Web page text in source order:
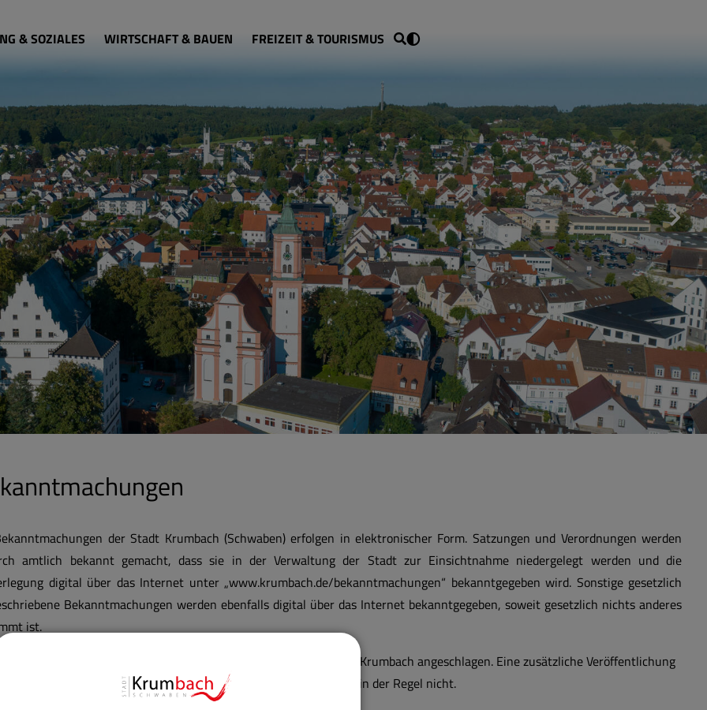
& SOZIALES WIRTSCHAFT & BAUEN FREIZEIT & TOURISMUS
der Stadt Krumbach (Schwaben) erfolgen in elektronischer Form. Satzungen und Verordnungen werden
amtlich bekannt gemacht, dass sie in der Verwaltung der Stadt zur Einsichtnahme niedergelegt werden und die
digital über das Internet unter „www.krumbach.de/bekanntmachungen“ bekanntgegeben wird. Sonstige gesetzlich
Bekanntmachungen werden ebenfalls digital über das Internet bekanntgegeben, soweit gesetzlich nichts anderes
ist.
werden zusätzlich an den Amtstafeln der Stadt Krumbach angeschlagen. Eine zusätzliche Veröffentlichung
in den Mittelschwäbischen Nachrichten erfolgt in der Regel nicht.